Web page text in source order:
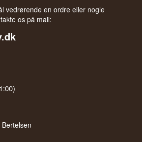
vedrørende en ordre eller nogle
os på mail: